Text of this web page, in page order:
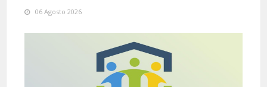
06 Agosto 2026